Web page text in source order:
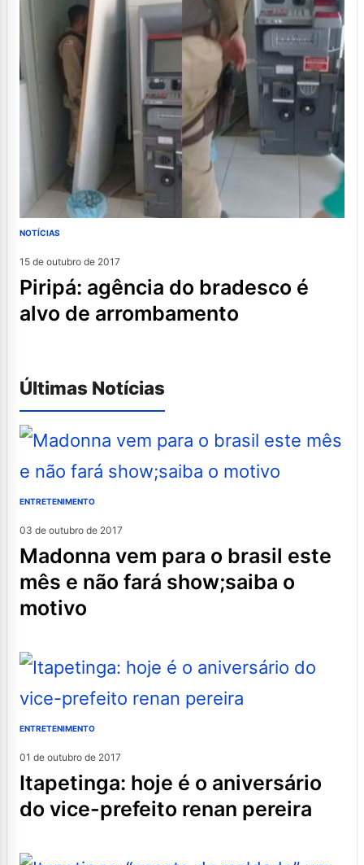
NOTÍCIAS
15 de outubro de 2017
piripá: agência do bradesco é
alvo de arrombamento
Últimas Notícias
ENTRETENIMENTO
03 de outubro de 2017
madonna vem para o brasil este
mês e não fará show;saiba o
motivo
ENTRETENIMENTO
01 de outubro de 2017
itapetinga: hoje é o aniversário
do vice-prefeito renan pereira